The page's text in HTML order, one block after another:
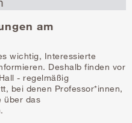
am
wichtig, Interessierte
Deshalb finden vor
- regelmäßig
bei denen Professor*innen,
über das